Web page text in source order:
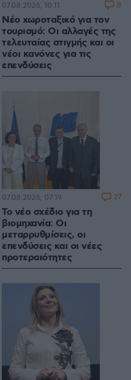
Νέο χωροταξικό για τον
τουρισμό: Οι αλλαγές της
τελευταίας στιγμής και οι
νέοι κανόνες για τις
επενδύσεις
07.08.2026, 10:11 8
Το νέο σχέδιο για τη
βιομηχανία: Οι
μεταρρυθμίσεις, οι
επενδύσεις και οι νέες
προτεραιότητες
07.08.2026, 07:19 27